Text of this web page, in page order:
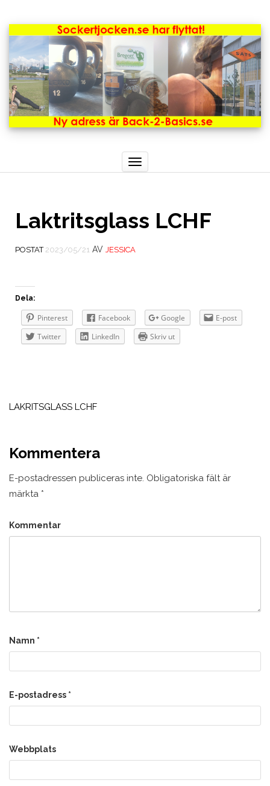
Toggle
navigation
Laktritsglass LCHF
POSTAT 2023/05/21 AV JESSICA
Dela:
Pinterest Facebook Google
E-post
Twitter
LinkedIn Skriv ut
LAKRITSGLASS LCHF
Kommentera
E-postadressen publiceras inte. Obligatoriska fält är
märkta *
Kommentar
Namn *
E-postadress *
Webbplats